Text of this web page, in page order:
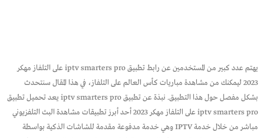
يهتم عدد كبير من المستخدمين عن رابط تطبيق iptv smarters pro على التلفاز مهكر
2023 ليمكنك من مشاهدة مباريات كأس العالم على التلفاز، في هذا المقال سنتحدث
بشكل مفصل حول هذا التطبيق. نبذة عن تطبيق iptv smarters pro يعد تحميل تطبيق
iptv smarters pro على التلفاز مهكر 2023 أحد أبرز تطبيقات مشاهدة البث التلفزيوني
مباشر من خلال خدمة IPTV وهي خدمة مدفوعة مقدمة للشاشات الذكية بواسطة